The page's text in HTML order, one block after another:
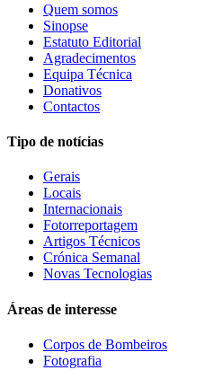
Quem somos
Sinopse
Estatuto Editorial
Agradecimentos
Equipa Técnica
Donativos
Contactos
Tipo de notícias
Gerais
Locais
Internacionais
Fotorreportagem
Artigos Técnicos
Crónica Semanal
Novas Tecnologias
Áreas de interesse
Corpos de Bombeiros
Fotografia